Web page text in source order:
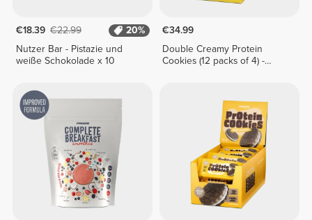
€18.39 €22.99
20%
Nutzer Bar - Pistazie und
weiße Schokolade x 10
€34.99
Double Creamy Protein
Cookies (12 packs of 4) -